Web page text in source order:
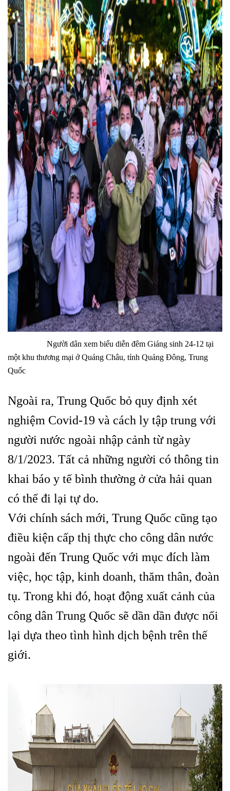
Người dân xem biểu diễn đêm Giáng sinh 24-12 tại
một khu thương mại ở Quảng Châu, tỉnh Quảng Đông, Trung
Quốc
Ngoài ra, Trung Quốc bỏ quy định xét
nghiệm Covid-19 và cách ly tập trung với
người nước ngoài nhập cảnh từ ngày
8/1/2023. Tất cả những người có thông tin
khai báo y tế bình thường ở cửa hải quan
có thể đi lại tự do.
Với chính sách mới, Trung Quốc cũng tạo
điều kiện cấp thị thực cho công dân nước
ngoài đến Trung Quốc với mục đích làm
việc, học tập, kinh doanh, thăm thân, đoàn
tụ. Trong khi đó, hoạt động xuất cảnh của
công dân Trung Quốc sẽ dần dần được nối
lại dựa theo tình hình dịch bệnh trên thế
giới.